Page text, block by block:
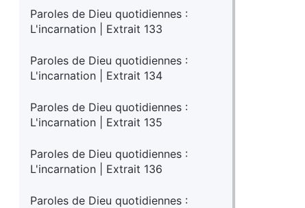
Paroles de Dieu quotidiennes :
L'incarnation | Extrait 133
Paroles de Dieu quotidiennes :
L'incarnation | Extrait 134
Paroles de Dieu quotidiennes :
L'incarnation | Extrait 135
Paroles de Dieu quotidiennes :
L'incarnation | Extrait 136
Paroles de Dieu quotidiennes :